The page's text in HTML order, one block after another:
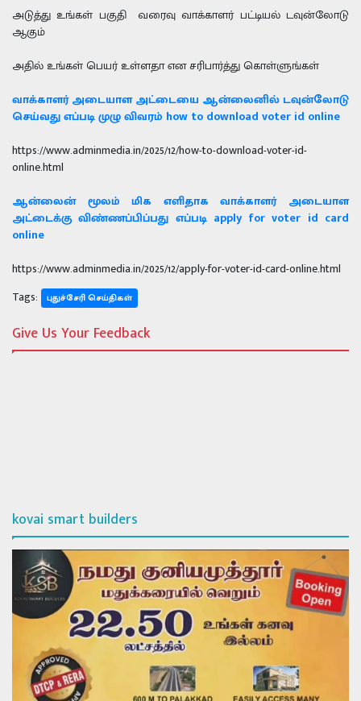
அடுத்து உங்கள் பகுதி வரைவு வாக்காளர் பட்டியல் டவுன்லோடு
ஆகும்
அதில் உங்கள் பெயர் உள்ளதா என சரிபார்த்து கொள்ளுங்கள்
வாக்காளர் அடையாள அட்டையை ஆன்லைனில் டவுன்லோடு
செய்வது எப்படி முழு விவரம் how to download voter id online
https://www.adminmedia.in/2025/12/how-to-download-voter-id-
online.html
ஆன்லைன் மூலம் மிக எளிதாக வாக்காளர் அடையாள
அட்டைக்கு விண்ணப்பிப்பது எப்படி apply for voter id card
online
https://www.adminmedia.in/2025/12/apply-for-voter-id-card-online.html
Tags:
புதுச்சேரி செய்திகள்
Give Us Your Feedback
kovai smart builders